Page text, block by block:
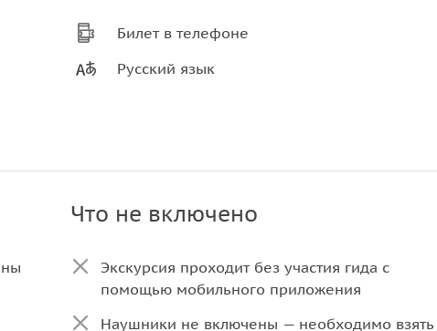
Билет в телефоне
Русский язык
Что не включено
Экскурсия проходит без участия гида с
помощью мобильного приложения
Наушники не включены — необходимо взять